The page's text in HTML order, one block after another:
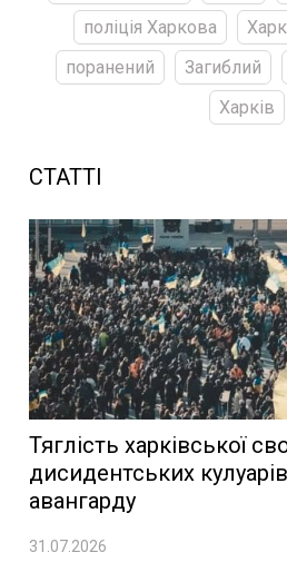
поліція Харкова
поранений
Загиблий
Харків
СТАТТІ
Тяглість харківської
дисидентських
авангарду
31.07.2026